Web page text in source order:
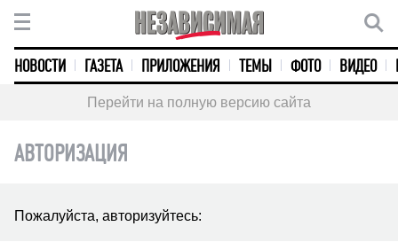
НОВОСТИ ГАЗЕТА ПРИЛОЖЕНИЯ ТЕМЫ ФОТО ВИДЕО
Перейти на полную версию сайта
АВТОРИЗАЦИЯ
Пожалуйста, авторизуйтесь: